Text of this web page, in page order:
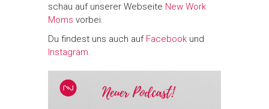
schau auf unserer Webseite New Work
Moms vorbei.
Du findest uns auch auf Facebook und
Instagram.